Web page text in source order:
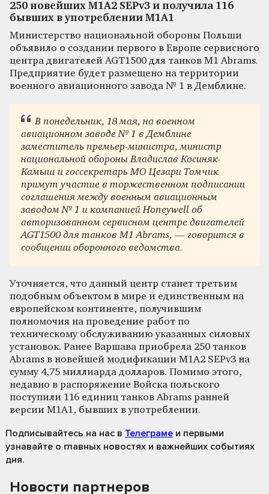
250 новейших M1A2 SEPv3 и получила 116
бывших в употреблении M1A1
Министерство национальной обороны Польши
объявило о создании первого в Европе сервисного
центра двигателей AGT1500 для танков M1 Abrams.
Предприятие будет размещено на территории
военного авиационного завода № 1 в Демблине.
В понедельник, 18 мая, на военном
авиационном заводе № 1 в Демблине
заместитель премьер-министра, министр
национальной обороны Владислав Косиняк-
Камыш и госсекретарь МО Цезари Томчик
примут участие в торжественном подписании
соглашения между военным авиационным
заводом № 1 и компанией Honeywell об
авторизованном сервисном центре двигателей
AGT1500 для танков M1 Abrams, — говорится в
сообщении оборонного ведомства.
Уточняется, что данный центр станет третьим
подобным объектом в мире и единственным на
европейском континенте, получившим
полномочия на проведение работ по
техническому обслуживанию указанных силовых
установок. Ранее Варшава приобрела 250 танков
Abrams в новейшей модификации M1A2 SEPv3 на
сумму 4,75 миллиарда долларов. Помимо этого,
недавно в распоряжение Войска польского
поступили 116 единиц танков Abrams ранней
версии M1A1, бывших в употреблении.
Подписывайтесь на нас в Телеграме и первыми
узнавайте о главных новостях и важнейших событиях
дня.
Новости партнеров